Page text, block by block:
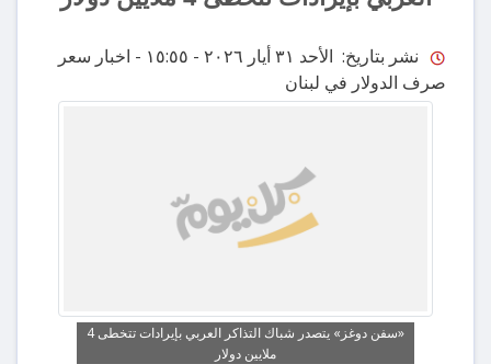
نشر بتاريخ: الأحد ٣١ أيار ٢٠٢٦ - ١٥:٥٥
- اخبار سعر
صرف الدولار في لبنان
«سفن دوغز» يتصدر شباك التذاكر العربي بإيرادات تتخطى 4
ملايين دولار